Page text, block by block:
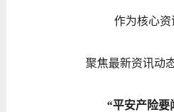
作为核心资
聚焦最新资讯动
“平安产险要